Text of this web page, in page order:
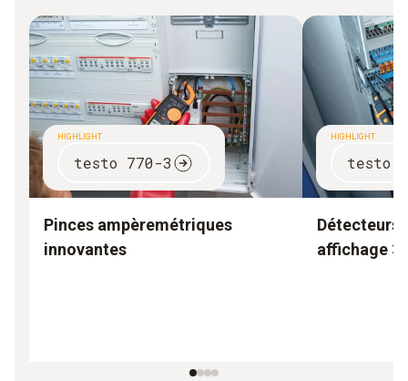
HIGHLIGHT
testo 770-3
Pinces ampèremétriques
innovantes
HIGHLIGHT
testo
Détecteurs
affichage